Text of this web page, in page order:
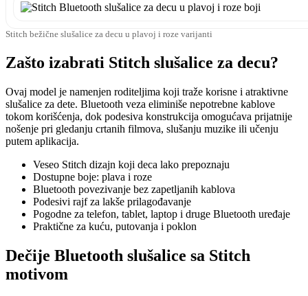
Stitch bežične slušalice za decu u plavoj i roze varijanti
Zašto izabrati Stitch slušalice za decu?
Ovaj model je namenjen roditeljima koji traže korisne i atraktivne
slušalice za dete. Bluetooth veza eliminiše nepotrebne kablove
tokom korišćenja, dok podesiva konstrukcija omogućava prijatnije
nošenje pri gledanju crtanih filmova, slušanju muzike ili učenju
putem aplikacija.
Veseo Stitch dizajn koji deca lako prepoznaju
Dostupne boje: plava i roze
Bluetooth povezivanje bez zapetljanih kablova
Podesivi rajf za lakše prilagođavanje
Pogodne za telefon, tablet, laptop i druge Bluetooth uređaje
Praktične za kuću, putovanja i poklon
Dečije Bluetooth slušalice sa Stitch
motivom